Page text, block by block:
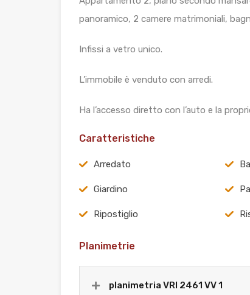
panoramico, 2 camere matrimoniali,
Infissi a vetro unico.
L’immobile è venduto con arredi.
Ha l’accesso diretto con l’auto e la
Caratteristiche
Arredato
Giardino
Ripostiglio
Planimetrie
planimetria VRI 2461 VV 1